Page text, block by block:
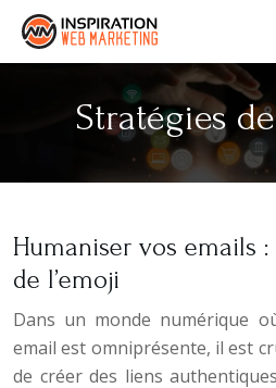
Stratégies
Humaniser vos emails
de l’emoji
Dans un monde numérique
email est omniprésente, il est
de créer des liens